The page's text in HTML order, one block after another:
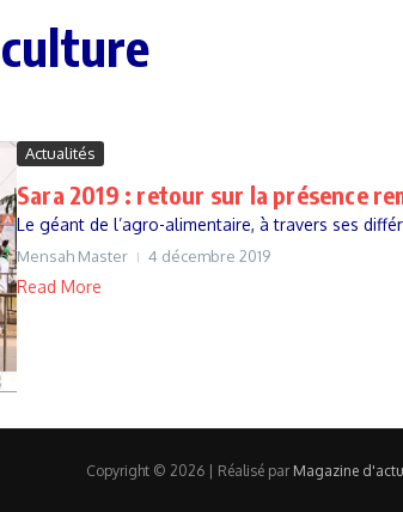
Actualités
Sara 2019 : retour sur la présence
Le géant de l’agro-alimentaire, à travers ses
Mensah Master 4 décembre 2019
Read More
Copyright © 2026 | Réalisé par Magazine